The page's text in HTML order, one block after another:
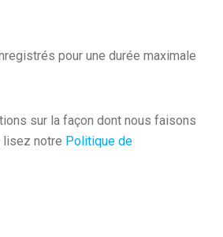
pour une durée maximale
sur la façon dont nous faisons
lisez notre Politique de